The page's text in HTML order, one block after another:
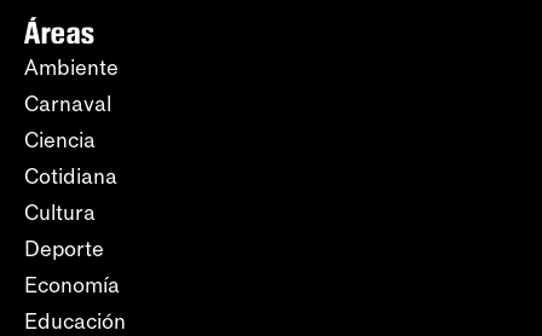
Áreas
Ambiente
Carnaval
Ciencia
Cotidiana
Cultura
Deporte
Economía
Educación